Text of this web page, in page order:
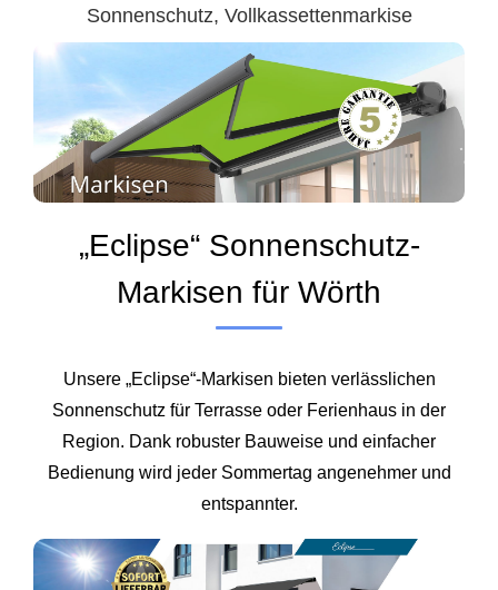
Sonnenschutz, Vollkassettenmarkise
„Eclipse“ Sonnenschutz-
Markisen für Wörth
Unsere „Eclipse“-Markisen bieten verlässlichen
Sonnenschutz für Terrasse oder Ferienhaus in der
Region. Dank robuster Bauweise und einfacher
Bedienung wird jeder Sommertag angenehmer und
entspannter.